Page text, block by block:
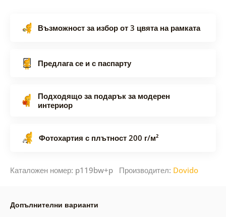
Възможност за избор от 3 цвята на рамката
Предлага се и с паспарту
Подходящо за подарък за модерен
интериор
Фотохартия с плътност 200 г/м²
Каталожен номер: p119bw+p Производител: Dovido
Допълнителни варианти